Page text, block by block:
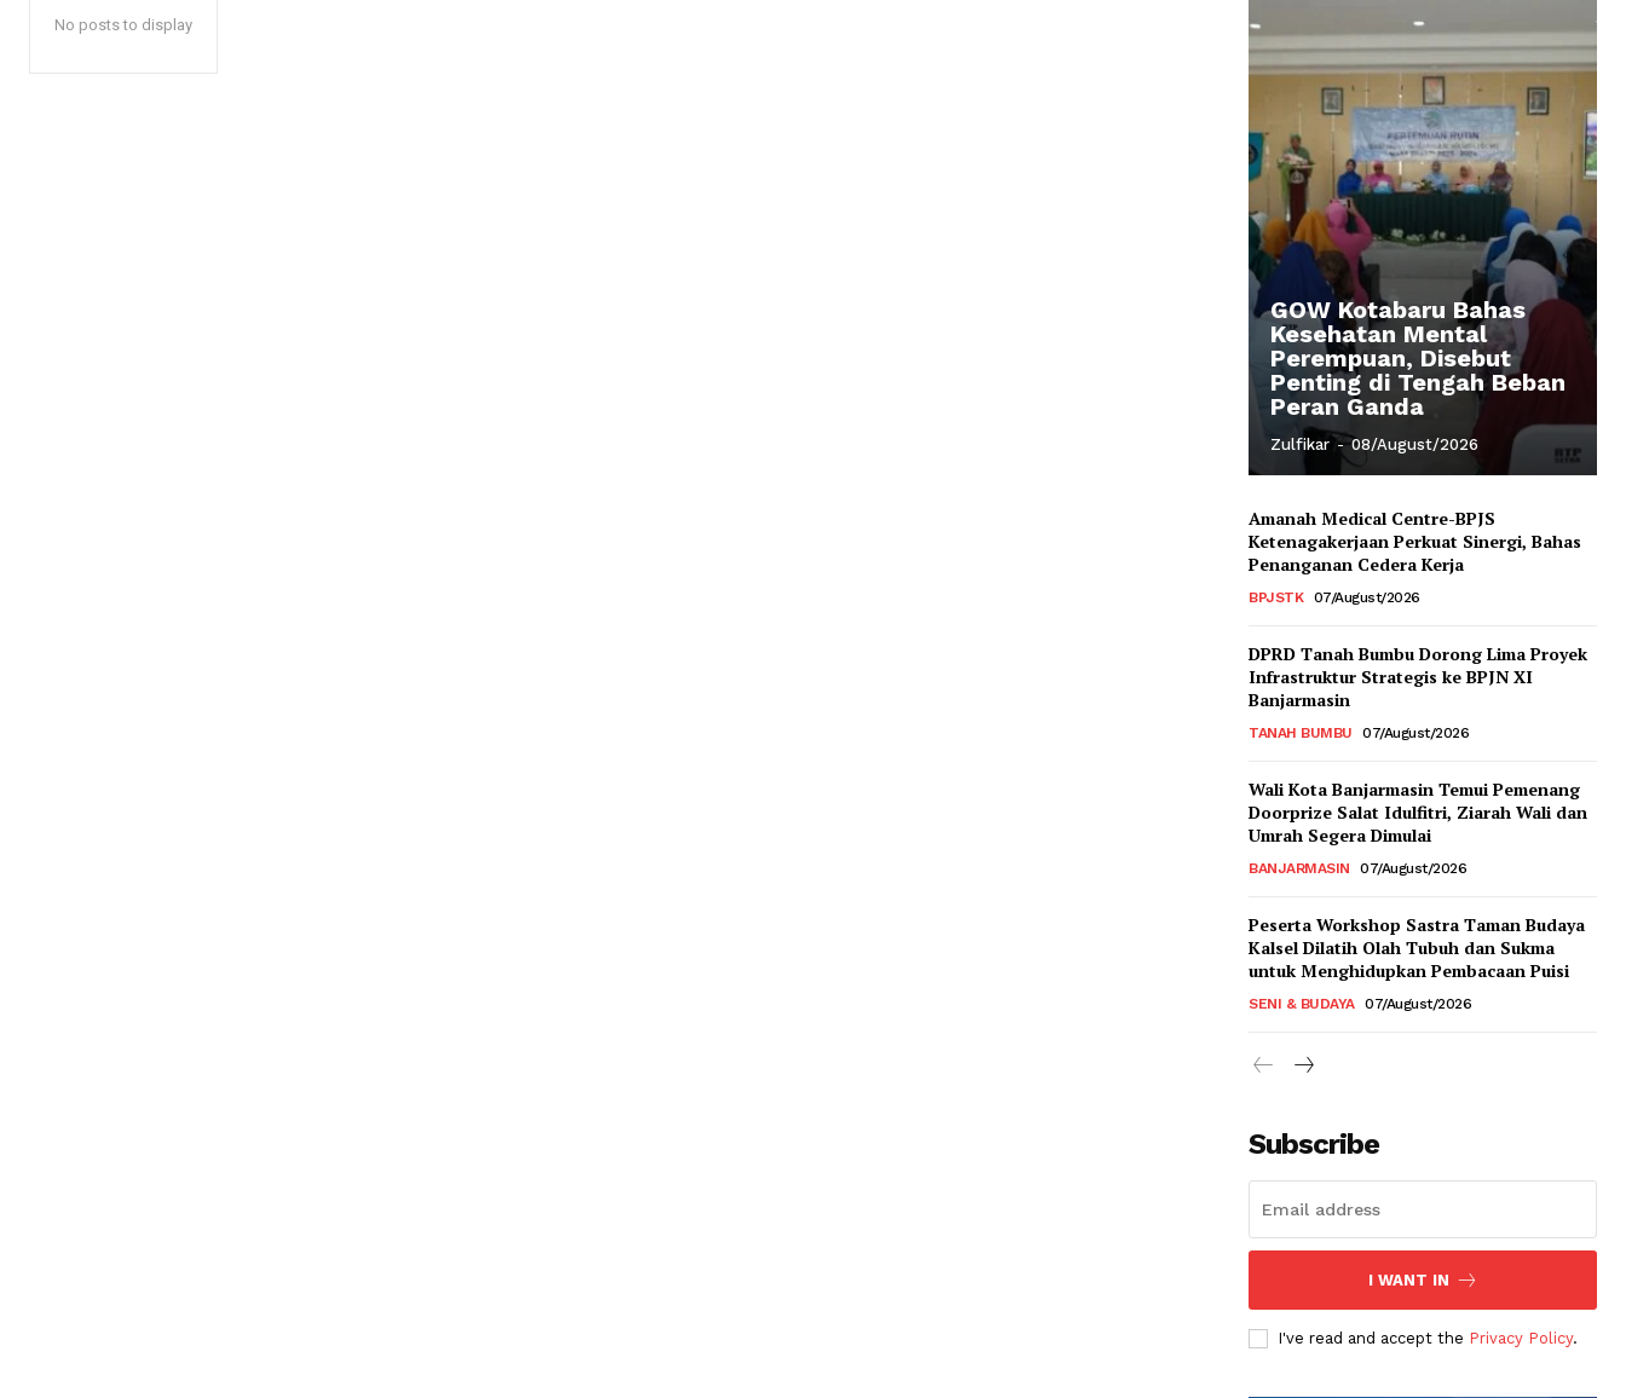
No posts to display
GOW Kotabaru Bahas
Kesehatan Mental
Perempuan, Disebut
Penting di Tengah Beban
Peran Ganda
Zulfikar - 08/August/2026
Amanah Medical Centre-BPJS
Ketenagakerjaan Perkuat Sinergi, Bahas
Penanganan Cedera Kerja
BPJSTK 07/August/2026
DPRD Tanah Bumbu Dorong Lima Proyek
Infrastruktur Strategis ke BPJN XI
Banjarmasin
TANAH BUMBU 07/August/2026
Wali Kota Banjarmasin Temui Pemenang
Doorprize Salat Idulfitri, Ziarah Wali dan
Umrah Segera Dimulai
BANJARMASIN 07/August/2026
Peserta Workshop Sastra Taman Budaya
Kalsel Dilatih Olah Tubuh dan Sukma
untuk Menghidupkan Pembacaan Puisi
SENI & BUDAYA 07/August/2026
Subscribe
I WANT IN
I've read and accept the Privacy Policy.